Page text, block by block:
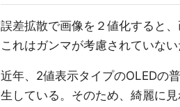
誤差拡散で画像を２値化すると
これはガンマが考慮されていな
近年、2値表示タイプのOLEDの
生している。そのため、綺麗に